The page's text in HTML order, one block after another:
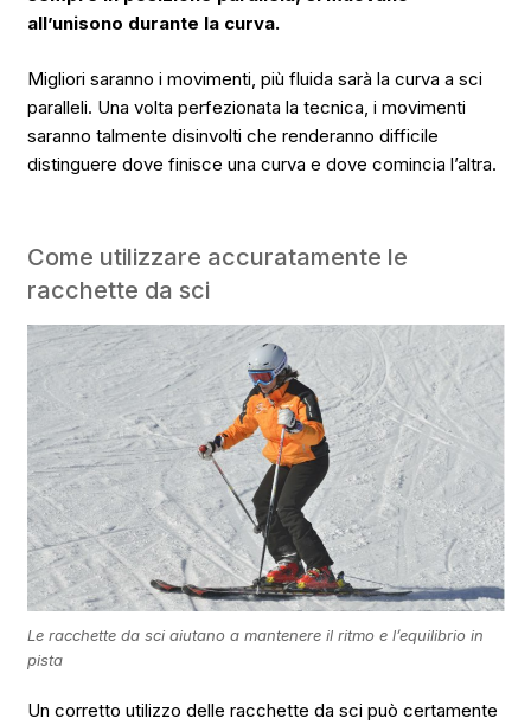
all’unisono durante la curva.
Migliori saranno i movimenti, più fluida sarà la curva a sci
paralleli. Una volta perfezionata la tecnica, i movimenti
saranno talmente disinvolti che renderanno difficile
distinguere dove finisce una curva e dove comincia l’altra.
Come utilizzare accuratamente le
racchette da sci
Le racchette da sci aiutano a mantenere il ritmo e l’equilibrio in
pista
Un corretto utilizzo delle racchette da sci può certamente